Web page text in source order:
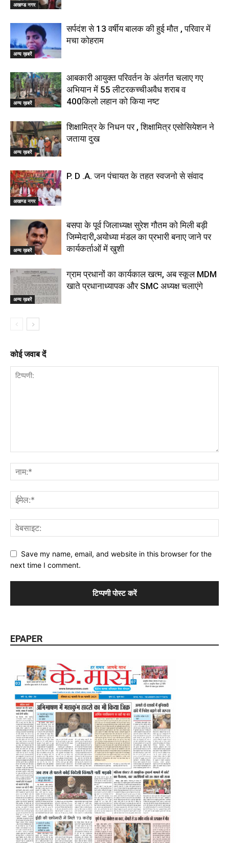
अखण्ड नगर
अन्य ख़बरें
सर्पदंश से 13 वर्षीय बालक की हुई मौत , परिवार में
मचा कोहराम
अन्य ख़बरें
आबकारी आयुक्त परिवर्तन के अंतर्गत चलाए गए
अभियान में 55 लीटरकच्चीअवैध शराब व
400किलो लहान को किया नष्ट
अन्य ख़बरें
शिक्षामित्र के निधन पर , शिक्षामित्र एसोसियेशन ने
जताया दुख
अखण्ड नगर
P. D .A. जन पंचायत के तहत स्वजनो से संवाद
अन्य ख़बरें
बसपा के पूर्व जिलाध्यक्ष सुरेश गौतम को मिली बड़ी
जिम्मेदारी,अयोध्या मंडल का प्रभारी बनाए जाने पर
कार्यकर्ताओं में खुशी
अन्य ख़बरें
ग्राम प्रधानों का कार्यकाल खत्म, अब स्कूल MDM
खाते प्रधानाध्यापक और SMC अध्यक्ष चलाएंगे
कोई जवाब दें
Save my name, email, and website in this browser for the
next time I comment.
EPAPER